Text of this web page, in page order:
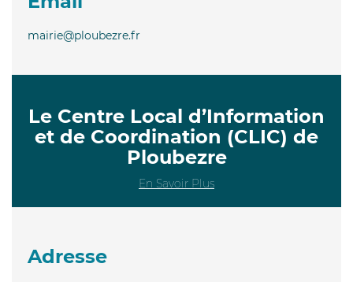
mairie@ploubezre.fr
Le Centre Local d’Information
et de Coordination (CLIC) de
Ploubezre
En Savoir Plus
Adresse